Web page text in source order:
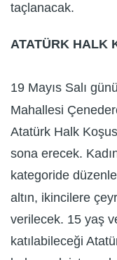
taçlanacak.
ATATÜRK HALK
19 Mayıs Salı
Mahallesi
Atatürk Halk
sona erecek.
kategoride
altın, ikincilere
verilecek. 15 yaş
katılabileceği